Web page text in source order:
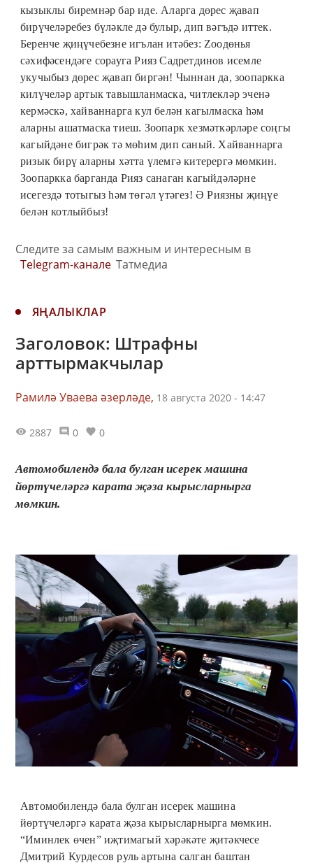
кызыклы биремнәр бар иде. Аларга дөрес җавап
бирүчеләребез бүләкле дә булыр, дип вәгъдә иттек.
Беренче җиңүчебезне игълан итәбез: Zooдөнья
сәхифәсендәге сорауга Рияз Садретдинов исемле
укучыбыз дөрес җавап биргән! Чыннан да, зоопаркка
килүчеләр артык тавышланмаска, читлекләр эченә
кермәскә, хайваннарга кул белән кагылмаска һәм
аларны ашатмаска тиеш. Зоопарк хезмәткәрләре соңгы
кагыйдәне бигрәк тә мөһим дип саный. Хайваннарга
ризык бирү аларны хәтта үлемгә китерергә мөмкин.
Зоопаркка барганда Рияз санаган кагыйдәләрне
исегездә тотыгыз һәм төгәл үтәгез! Ә Риязны җиңүе
белән котлыйбыз!
Следите за самым важным и интересным в
Telegram-канале Татмедиа
ЯҢАЛЫКЛАР
Заголовок: Штрафны
арттырмакчылар
Рамилә Уваева әзерләде, 18 августа 2020 - 14:47
2887 0 0
Автомобилендә бала булган исерек машина
йөртүчеләргә карата җәза кырысларнырга
мөмкин.
Автомобилендә бала булган исерек машина
йөртүчеләргә карата җәза кырысларнырга мөмкин.
“Иминлек өчен” иҗтимагый хәрәкәте җитәкчесе
Дмитрий Курдесов руль артына салган баштан